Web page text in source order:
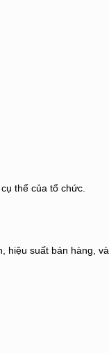
thể của tổ chức.
hiệu suất bán hàng, và